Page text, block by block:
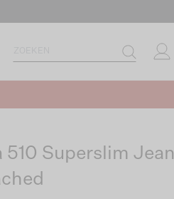
510 Superslim